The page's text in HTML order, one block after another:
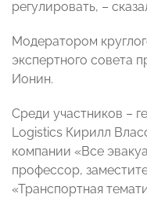
регулировать, –
Модератором
экспертного совета
Ионин.
Среди участников –
Logistics Кирилл
компании «Все
профессор,
«Транспортная